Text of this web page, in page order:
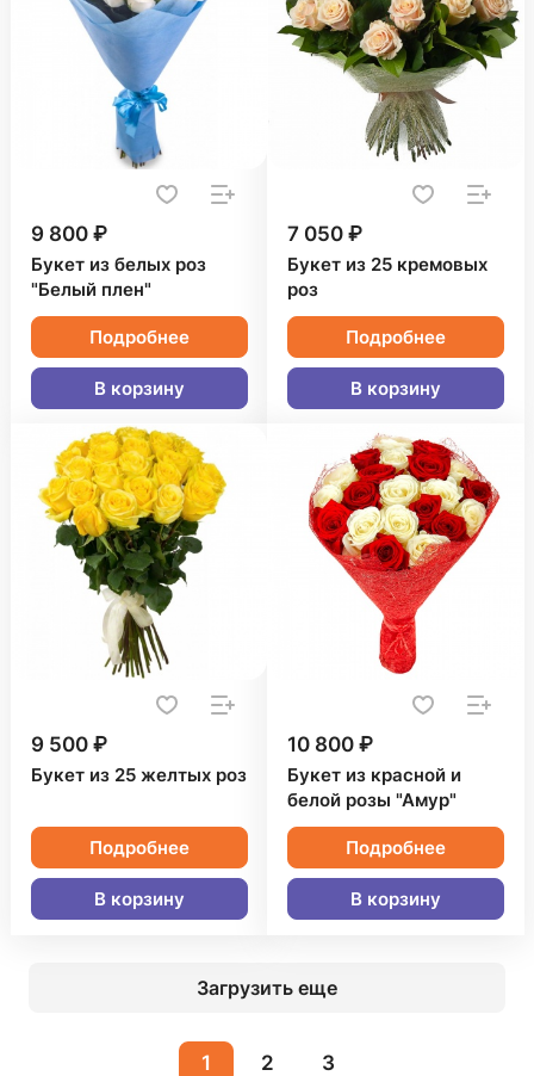
9 800 ₽
Букет из белых роз
"Белый плен"
Подробнее
В корзину
7 050 ₽
Букет из 25 кремовых
роз
Подробнее
В корзину
9 500 ₽
Букет из 25 желтых роз
Подробнее
В корзину
10 800 ₽
Букет из красной и
белой розы "Амур"
Подробнее
В корзину
Загрузить еще
1 2 3